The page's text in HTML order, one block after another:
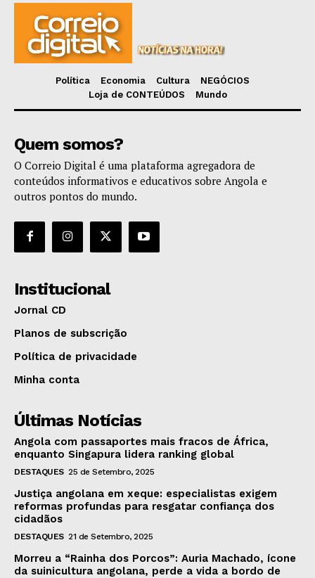
Política Economia Cultura
NEGÓCIOS
Loja de CONTEÚDOS
Mundo
Quem somos?
O Correio Digital é uma plataforma agregadora de
conteúdos informativos e educativos sobre Angola e
outros pontos do mundo.
Institucional
Jornal CD
Planos de subscrição
Política de privacidade
Minha conta
Últimas Notícias
Angola com passaportes mais fracos de África,
enquanto Singapura lidera ranking global
DESTAQUES 25 de Setembro, 2025
Justiça angolana em xeque: especialistas exigem
reformas profundas para resgatar confiança dos
cidadãos
DESTAQUES 21 de Setembro, 2025
Morreu a “Rainha dos Porcos”: Auria Machado, ícone
da suinicultura angolana, perde a vida a bordo de